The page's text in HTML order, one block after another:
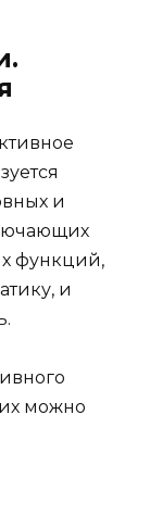
и
функций,
и
можно